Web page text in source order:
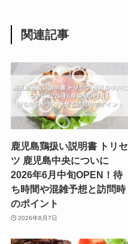
関連記事
鹿児島鶏扱い説明書 トリセ
ツ 鹿児島中央についに
2026年6月中旬OPEN！待
ち時間や混雑予想と訪問時
のポイント
2026年8月7日